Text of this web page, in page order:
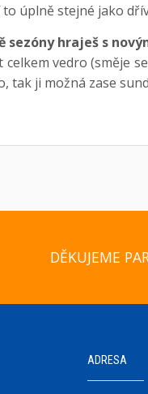
úplně stejné jako
sezóny hraješ s
celkem vedro (směje
tak ji možná zase
DĚKUJEME
ADRESA